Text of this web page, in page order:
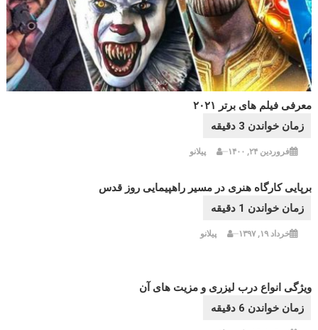
معرفی فیلم های برتر ۲۰۲۱
فروردین ۲۴, ۱۴۰۰ پیلانو
برپایی کارگاه هنری در مسیر راهپیمایی روز قدس
خرداد ۱۹, ۱۳۹۷ پیلانو
ویژگی انواع درب لیزری و مزیت های آن